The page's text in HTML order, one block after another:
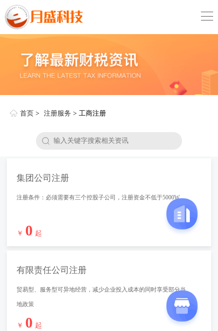
首页 > 注册服务 > 工商注册
集团公司注册
注册条件：必须需要有三个控股子公司，注册资金不低于5000W
￥ 0 起
有限责任公司注册
贸易型、服务型可异地经营，减少企业投入成本的同时享受部分当
地政策
￥ 0 起